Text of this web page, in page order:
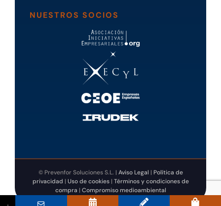
NUESTROS SOCIOS
© Prevenfor Soluciones S.L. | Aviso Legal | Política de
privacidad | Uso de cookies| Términos y condiciones de
compra | Compromiso medioambiental